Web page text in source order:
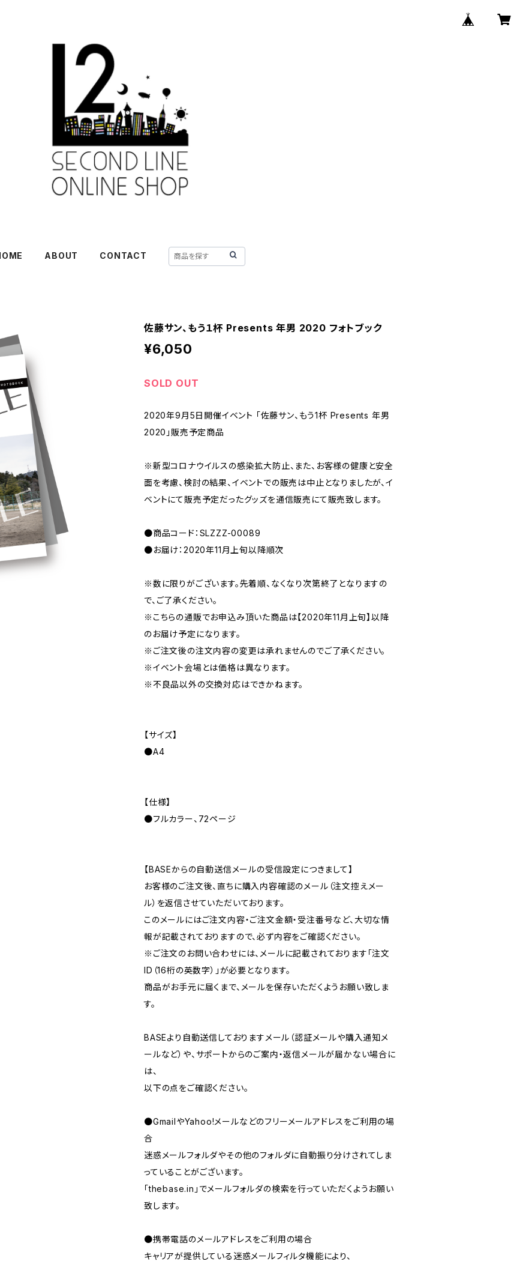
ABOUT CONTACT
佐藤サン、もう１杯 Presents 年男 2020 フォトブック
¥6,050
SOLD OUT
2020年9月5日開催イベント 「佐藤サン、もう1杯 Presents 年男
2020」販売予定商品
※新型コロナウイルスの感染拡大防止、また、お客様の健康と安全
面を考慮、検討の結果、イベントでの販売は中止となりましたが、イ
ベントにて販売予定だったグッズを通信販売にて販売致します。
●商品コード：SLZZZ-00089
●お届け：2020年11月上旬以降順次
※数に限りがございます。先着順、なくなり次第終了となりますの
で、ご了承ください。
※こちらの通販でお申込み頂いた商品は【2020年11月上旬】以降
のお届け予定になります。
※ご注文後の注文内容の変更は承れませんのでご了承ください。
※イベント会場とは価格は異なります。
※不良品以外の交換対応はできかねます。
【サイズ】
●A4
【仕様】
●フルカラー、72ページ
【BASEからの自動送信メールの受信設定につきまして】
お客様のご注文後、直ちに購入内容確認のメール（注文控えメー
ル）を返信させていただいております。
このメールにはご注文内容・ご注文金額・受注番号など、大切な情
報が記載されておりますので、必ず内容をご確認ください。
※ご注文のお問い合わせには、メールに記載されております「注文
ID（16桁の英数字）」が必要となります。
商品がお手元に届くまで、メールを保存いただくようお願い致しま
す。
BASEより自動送信しておりますメール（認証メールや購入通知メ
ールなど）や、サポートからのご案内・返信メールが届かない場合に
は、
以下の点をご確認ください。
●GmailやYahoo!メールなどのフリーメールアドレスをご利用の場
合
迷惑メールフォルダやその他のフォルダに自動振り分けされてしま
っていることがございます。
「thebase.in」でメールフォルダの検索を行っていただくようお願い
致します。
●携帯電話のメールアドレスをご利用の場合
キャリアが提供している迷惑メールフィルタ機能により、